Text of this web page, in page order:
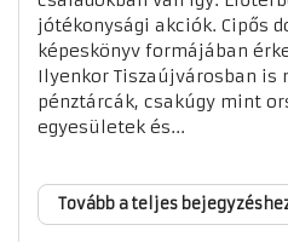
jótékonysági akciók. Cipős
képeskönyv formájában
Ilyenkor Tiszaújvárosban is
pénztárcák, csakúgy mint
egyesületek és...
Tovább a teljes